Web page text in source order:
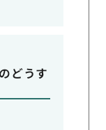
どうす